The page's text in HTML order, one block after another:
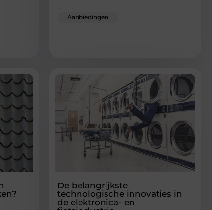
Aanbiedingen
De belangrijkste
technologische innovaties in
de elektronica- en